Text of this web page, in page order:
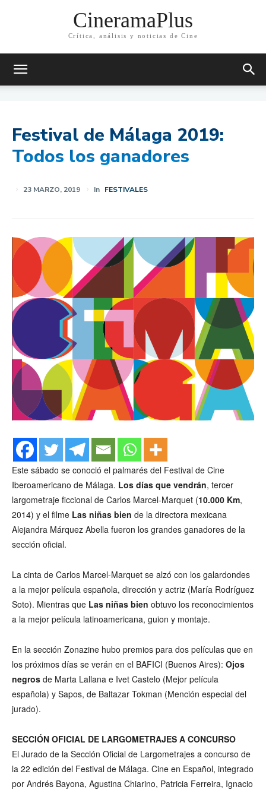
CineramaPlus
Crítica, análisis y noticias de Cine
Festival de Málaga 2019:
Todos los ganadores
23 MARZO, 2019 In FESTIVALES
Este sábado se conoció el palmarés del Festival de Cine
Iberoamericano de Málaga. Los días que vendrán, tercer
largometraje ficcional de Carlos Marcel-Marquet (10.000 Km,
2014) y el filme Las niñas bien de la directora mexicana
Alejandra Márquez Abella fueron los grandes ganadores de la
sección oficial.
La cinta de Carlos Marcel-Marquet se alzó con los galardondes
a la mejor película española, dirección y actriz (María Rodríguez
Soto). Mientras que Las niñas bien obtuvo los reconocimientos
a la mejor película latinoamericana, guion y montaje.
En la sección Zonazine hubo premios para dos películas que en
los próximos días se verán en el BAFICI (Buenos Aires): Ojos
negros de Marta Lallana e Ivet Castelo (Mejor película
española) y Sapos, de Baltazar Tokman (Mención especial del
jurado).
SECCIÓN OFICIAL DE LARGOMETRAJES A CONCURSO
El Jurado de la Sección Oficial de Largometrajes a concurso de
la 22 edición del Festival de Málaga. Cine en Español, integrado
por Andrés Bayona, Agustina Chiarino, Patricia Ferreira, Ignacio